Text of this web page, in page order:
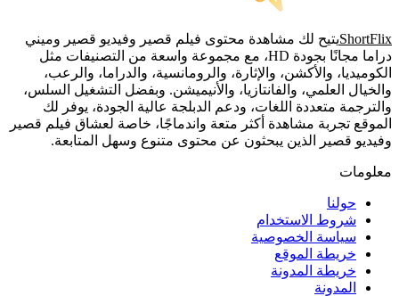
ShortFlixيتيح لك مشاهدة محتوى فيلم قصير وفيديو قصير وميني
دراما مجانًا بجودة HD، مع مجموعة واسعة من التصنيفات مثل
الكوميديا، والأكشن، والإثارة، والرومانسية، والدراما، والرعب،
والخيال العلمي، والفانتازيا، والأنيميشن. وبفضل التشغيل السلس،
والترجمة متعددة اللغات، ودعم الدبلجة عالية الجودة، يوفر لك
الموقع تجربة مشاهدة أكثر متعة واندماجًا، خاصة لعشاق فيلم قصير
وفيديو قصير الذين يبحثون عن محتوى متنوع وسهل المتابعة.
معلومات
حولنا
شروط الاستخدام
سياسة الخصوصية
خريطة الموقع
خريطة المدونة
المدونة